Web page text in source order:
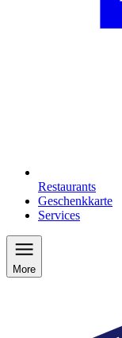
Restaurants
Geschenkkarte
Services
More